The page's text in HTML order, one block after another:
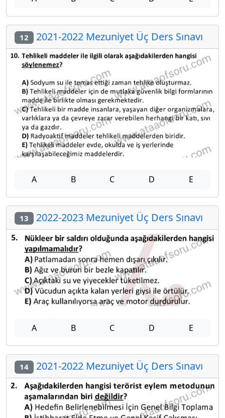
12 2021-2022 Mezuniyet Üç Ders Sınavı
A B C D E
13 2022-2023 Mezuniyet Üç Ders Sınavı
A B C D E
14 2021-2022 Mezuniyet Üç Ders Sınavı